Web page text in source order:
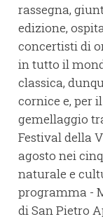
rassegna,
edizione,
concertisti di
in tutto il
classica,
cornice e, per
gemellaggio
Festival della
agosto nei
naturale e
programma -
di San Pietro